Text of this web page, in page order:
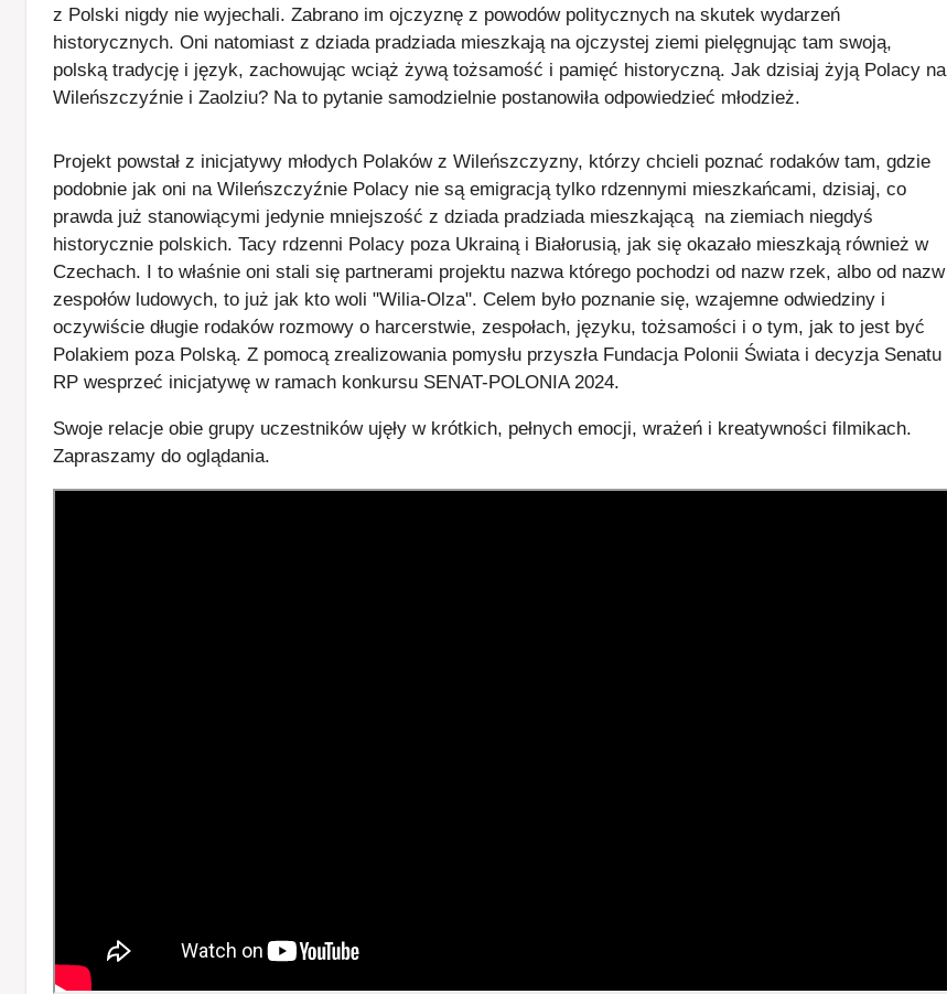
z Polski nigdy nie wyjechali. Zabrano im ojczyznę z powodów politycznych na skutek wydarzeń
historycznych. Oni natomiast z dziada pradziada mieszkają na ojczystej ziemi pielęgnując tam swoją,
polską tradycję i język, zachowując wciąż żywą tożsamość i pamięć historyczną. Jak dzisiaj żyją Polacy na
Wileńszczyźnie i Zaolziu? Na to pytanie samodzielnie postanowiła odpowiedzieć młodzież.
​Projekt powstał z inicjatywy młodych Polaków z Wileńszczyzny, którzy chcieli poznać rodaków tam, gdzie
podobnie jak oni na Wileńszczyźnie Polacy nie są emigracją tylko rdzennymi mieszkańcami, dzisiaj, co
prawda już stanowiącymi jedynie mniejszość z dziada pradziada mieszkającą na ziemiach niegdyś
historycznie polskich. Tacy rdzenni Polacy poza Ukrainą i Białorusią, jak się okazało mieszkają również w
Czechach. I to właśnie oni stali się partnerami projektu nazwa którego pochodzi od nazw rzek, albo od nazw
zespołów ludowych, to już jak kto woli "Wilia-Olza". Celem było poznanie się, wzajemne odwiedziny i
oczywiście długie rodaków rozmowy o harcerstwie, zespołach, języku, tożsamości i o tym, jak to jest być
Polakiem poza Polską. Z pomocą zrealizowania pomysłu przyszła Fundacja Polonii Świata i decyzja Senatu
RP wesprzeć inicjatywę w ramach konkursu SENAT-POLONIA 2024.
Swoje relacje obie grupy uczestników ujęły w krótkich, pełnych emocji, wrażeń i kreatywności filmikach.
Zapraszamy do oglądania.